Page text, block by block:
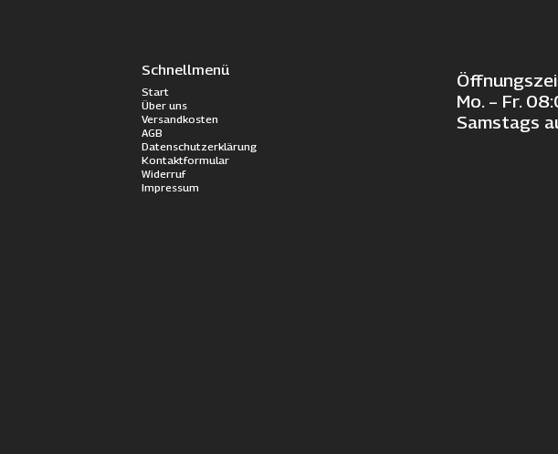
Schnellmenü
Start
Über uns
Versandkosten
AGB
Datenschutzerklärung
Kontaktformular
Widerruf
Impressum
Mo. – Fr.
Samstags